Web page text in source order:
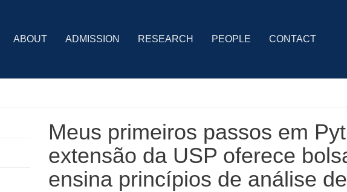
ABOUT ADMISSION RESEARCH PEOPLE CONTACT
Meus primeiros passos em
extensão da USP oferece
ensina princípios de análise